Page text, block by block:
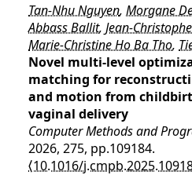
Tan-Nhu Nguyen, Morgane
Abbass Ballit, Jean-
Marie-Christine Ho Ba Tho,
Novel multi-level
matching for
and motion from
vaginal delivery
Computer Methods and
2026, 275, pp.109184.
⟨10.1016/